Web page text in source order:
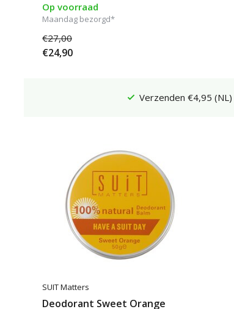
Op voorraad
Maandag bezorgd*
€27,00
€24,90
Verzenden €4,95 (NL)
SUIT Matters
Deodorant Sweet Orange